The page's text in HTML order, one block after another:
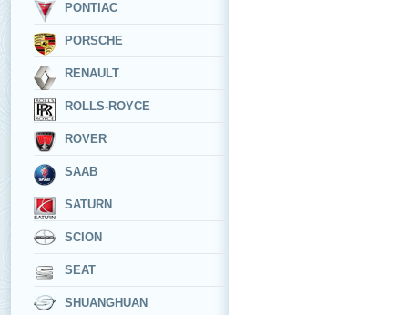
PONTIAC
PORSCHE
RENAULT
ROLLS-ROYCE
ROVER
SAAB
SATURN
SCION
SEAT
SHUANGHUAN